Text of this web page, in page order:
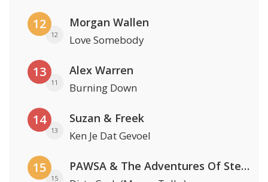
12
12
Morgan Wallen
Love Somebody
13
11
Alex Warren
Burning Down
14
13
Suzan & Freek
Ken Je Dat Gevoel
15
15
PAWSA & The Adventures Of Stevie V